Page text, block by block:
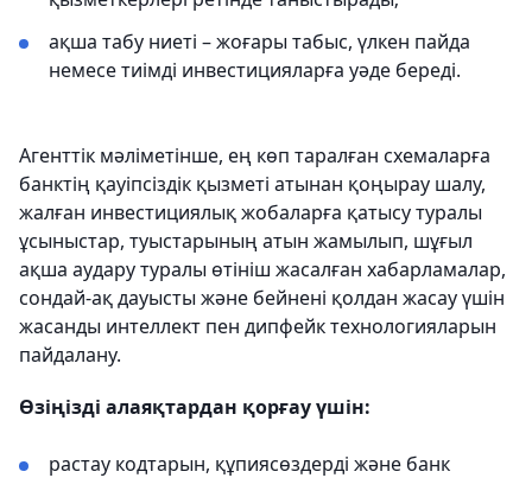
ақша табу ниеті – жоғары табыс, үлкен пайда
немесе тиімді инвестицияларға уәде береді.
Агенттік мәліметінше, ең көп таралған схемаларға
банктің қауіпсіздік қызметі атынан қоңырау шалу,
жалған инвестициялық жобаларға қатысу туралы
ұсыныстар, туыстарының атын жамылып, шұғыл
ақша аудару туралы өтініш жасалған хабарламалар,
сондай-ақ дауысты және бейнені қолдан жасау үшін
жасанды интеллект пен дипфейк технологияларын
пайдалану.
Өзіңізді алаяқтардан қорғау үшін:
растау кодтарын, құпиясөздерді және банк